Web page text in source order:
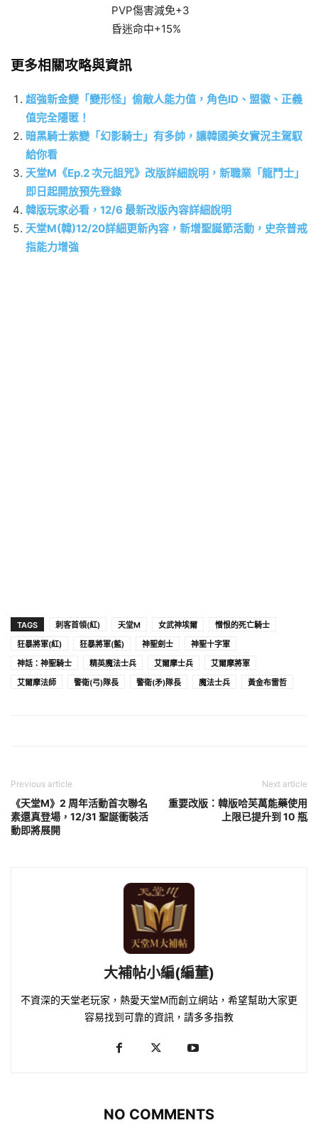
PVP傷害減免+3
昏迷命中+15%
更多相關攻略與資訊
超強新金變「變形怪」偷敵人能力值，角色ID、盟徽、正義
值完全隱匿！
暗黑騎士紫變「幻影騎士」有多帥，讓韓國美女實況主駕馭
給你看
天堂M《Ep.2 次元詛咒》改版詳細說明，新職業「龍鬥士」
即日起開放預先登錄
韓版玩家必看，12/6 最新改版內容詳細說明
天堂M(韓)12/20詳細更新內容，新增聖誕節活動，史奈普戒
指能力增強
TAGS 刺客首領(紅) 天堂M 女武神埃爾
憎恨的死亡騎士
狂暴將軍(紅)
狂暴將軍(藍) 神聖劍士
神聖十字軍
神話：神聖騎士
精英魔法士兵 艾爾摩士兵
艾爾摩將軍
艾爾摩法師
警衛(弓)隊長 警衛(矛)隊長 魔法士兵 黃金布雷哲
Previous article
《天堂M》2 周年活動首次聯名
素還真登場，12/31 聖誕衝裝活
動即將展開
Next article
重要改版：韓版哈芙萬能藥使用
上限已提升到 10 瓶
大補帖小編(編董)
不資深的天堂老玩家，熱愛天堂M而創立網站，希望幫助大家更
容易找到可靠的資訊，請多多指教
NO COMMENTS